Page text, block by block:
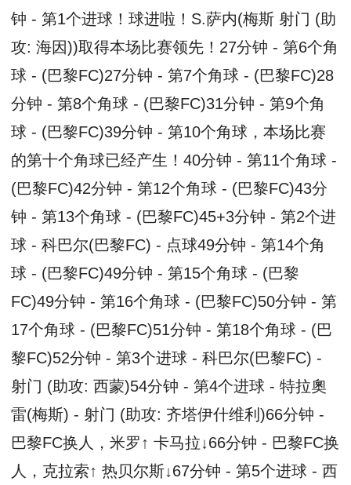
钟 - 第1个进球！球进啦！S.萨内(梅斯 射门 (助
攻: 海因))取得本场比赛领先！27分钟 - 第6个角
球 - (巴黎FC)27分钟 - 第7个角球 - (巴黎FC)28
分钟 - 第8个角球 - (巴黎FC)31分钟 - 第9个角
球 - (巴黎FC)39分钟 - 第10个角球，本场比赛
的第十个角球已经产生！40分钟 - 第11个角球 -
(巴黎FC)42分钟 - 第12个角球 - (巴黎FC)43分
钟 - 第13个角球 - (巴黎FC)45+3分钟 - 第2个进
球 - 科巴尔(巴黎FC) - 点球49分钟 - 第14个角
球 - (巴黎FC)49分钟 - 第15个角球 - (巴黎
FC)49分钟 - 第16个角球 - (巴黎FC)50分钟 - 第
17个角球 - (巴黎FC)51分钟 - 第18个角球 - (巴
黎FC)52分钟 - 第3个进球 - 科巴尔(巴黎FC) -
射门 (助攻: 西蒙)54分钟 - 第4个进球 - 特拉奧
雷(梅斯) - 射门 (助攻: 齐塔伊什维利)66分钟 -
巴黎FC换人，米罗↑ 卡马拉↓66分钟 - 巴黎FC换
人，克拉索↑ 热贝尔斯↓67分钟 - 第5个进球 - 西